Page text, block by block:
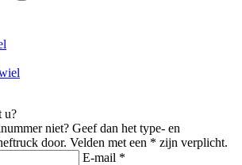
u?
niet? Geef dan het type- en
door. Velden met een * zijn verplicht.
E-mail *